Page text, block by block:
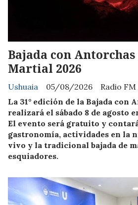
Bajada con
Martial 2026
Radio
Ushuaia
05/08/2026
La 31° edición de la Bajada con
realizará el sábado 8 de agosto
El evento será gratuito y
gastronomía, actividades en la
vivo y la tradicional bajada de
esquiadores.